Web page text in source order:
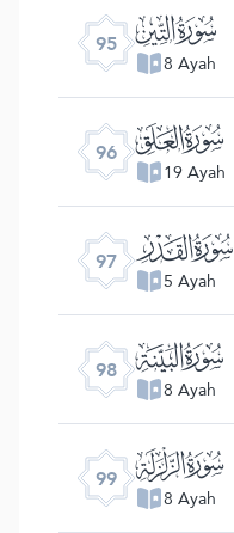
95 ﰌ
8 Ayah
96 ﰍ
19 Ayah
97 ﰎ
5 Ayah
98 ﰏ
8 Ayah
99 ﰐ
8 Ayah